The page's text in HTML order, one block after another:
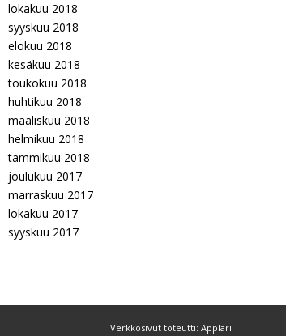
lokakuu 2018
syyskuu 2018
elokuu 2018
kesäkuu 2018
toukokuu 2018
huhtikuu 2018
maaliskuu 2018
helmikuu 2018
tammikuu 2018
joulukuu 2017
marraskuu 2017
lokakuu 2017
syyskuu 2017
Verkkosivut toteutti: Applari